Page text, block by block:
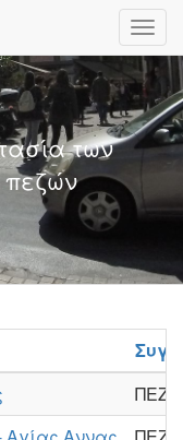
των
πεζών
ΠΕΖΗ